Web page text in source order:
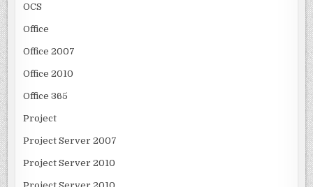
OCS
Office
Office 2007
Office 2010
Office 365
Project
Project Server 2007
Project Server 2010